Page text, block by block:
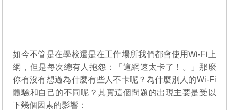
如今不管是在學校還是在工作場所我們都會使用Wi-Fi上
網，但是每次總有人抱怨：「這網速太卡了！。」那麼
你有沒有想過為什麼有些人不卡呢？為什麼別人的Wi-Fi
體驗和自己的不同呢？其實這個問題的出現主要是受以
下幾個因素的影響：